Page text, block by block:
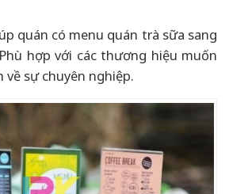
quán có menu quán trà sữa sang
hợp với các thương hiệu muốn
sự chuyên nghiệp.